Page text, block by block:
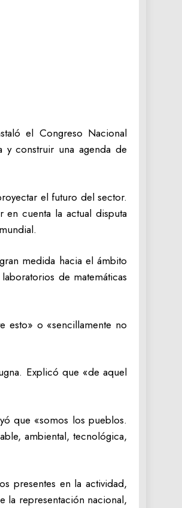
el Congreso Nacional
construir una agenda de
el futuro del sector.
cuenta la actual disputa
medida hacia el ámbito
de matemáticas
esto» o «sencillamente no
Explicó que «de aquel
que «somos los pueblos.
ambiental, tecnológica,
presentes en la actividad,
la representación nacional,